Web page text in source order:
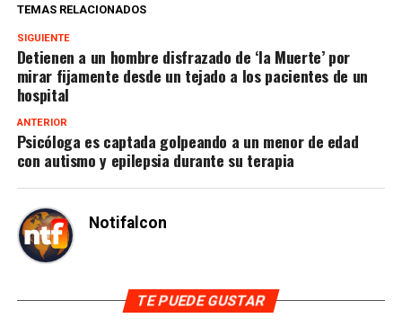
TEMAS RELACIONADOS
SIGUIENTE
Detienen a un hombre disfrazado de ‘la Muerte’ por
mirar fijamente desde un tejado a los pacientes de un
hospital
ANTERIOR
Psicóloga es captada golpeando a un menor de edad
con autismo y epilepsia durante su terapia
Notifalcon
TE PUEDE GUSTAR